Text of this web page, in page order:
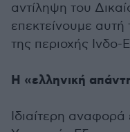
αντίληψη του
επεκτείνουμε
της περιοχής Ινδο-
Η «ελληνική
Ιδιαίτερη